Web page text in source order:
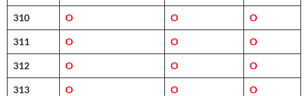
310 O O O
311 O O O
312 O O O
313 O O O